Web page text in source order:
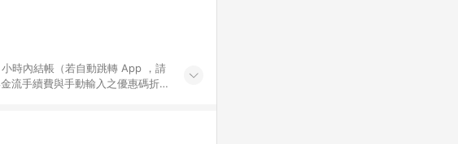
時內結帳（若自動跳轉 App ，請
流手續費與手動輸入之優惠碼折
資格。 7. 點數將於出貨後 45 天